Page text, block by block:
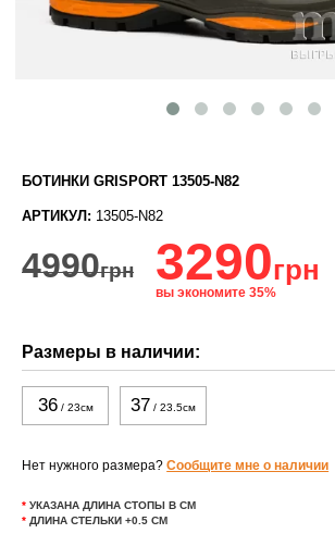
БОТИНКИ GRISPORT 13505-N82
АРТИКУЛ: 13505-N82
4990грн 3290грн
вы экономите 35%
Размеры в наличии:
36/ 23см 37 / 23.5см
Нет нужного размера?Сообщите мне о наличии
* УКАЗАНА ДЛИНА СТОПЫ В СМ
* ДЛИНА СТЕЛЬКИ +0.5 СМ